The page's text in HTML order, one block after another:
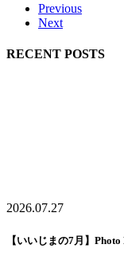
Previous
Next
RECENT POSTS
2026.07.27
【いいじまの7月】